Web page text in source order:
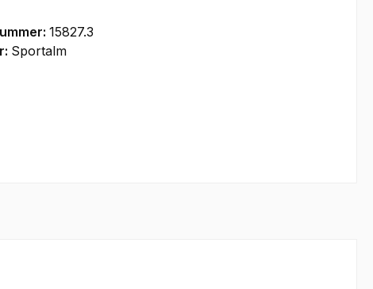
15827.3
Sportalm